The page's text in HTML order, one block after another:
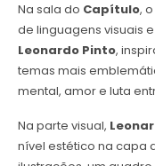
Na sala do Capítulo,
de linguagens visuais
Leonardo Pinto,
temas mais
mental, amor e luta
Na parte visual,
nível estético na capa